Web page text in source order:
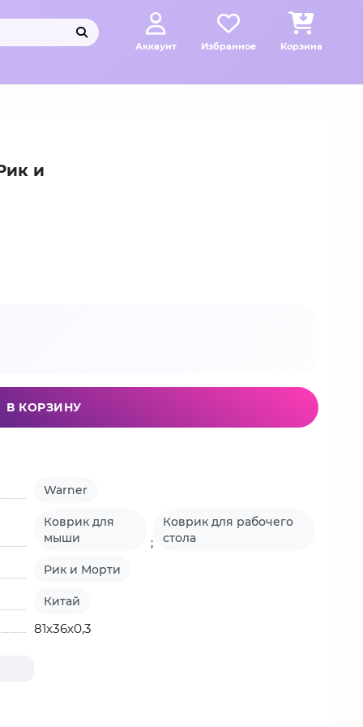
Аккаунт Избранное Корзина
и
В КОРЗИНУ
Warner
Коврик для
мыши
;
Коврик для рабочего
стола
Рик и Морти
Китай
81х36х0,3